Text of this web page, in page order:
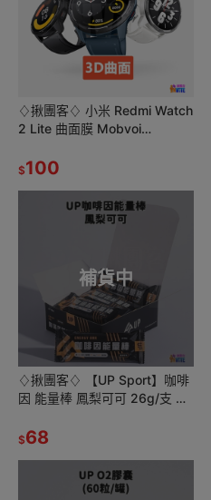
♢揪團客♢ 小米 Redmi Watch
2 Lite 曲面膜 Mobvoi
$100
補貨中
♢揪團客♢ 【UP Sport】咖啡
因 能量棒 鳳梨可可 26g/支 輕
飽足
$68